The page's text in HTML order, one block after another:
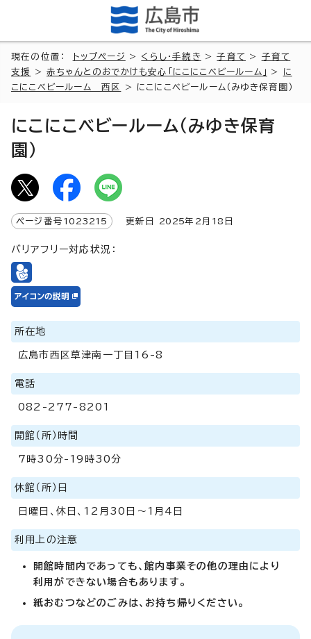
現在の位置： トップページ > くらし・手続き >子育て > 子育て
支援
>赤ちゃんとのおでかけも安心「にこにこベビールーム」 >
に
こにこベビールーム 西区
> にこにこベビールーム（みゆき保育園）
にこにこベビールーム（みゆき保育
園）
ページ番号 1023215 更新日 2025年2月 18 日
バリアフリー対応状況：
所在地
広島市西区草津南一丁目16-8
電話
082-277-8201
開館（所）時間
7時30分-19時30分
休館（所）日
日曜日、休日、12月30日～1月4日
利用上の注意
開館時間内であっても、館内事業その他の理由により
利用ができない場合もあります。
紙おむつなどのごみは、お持ち帰りください。